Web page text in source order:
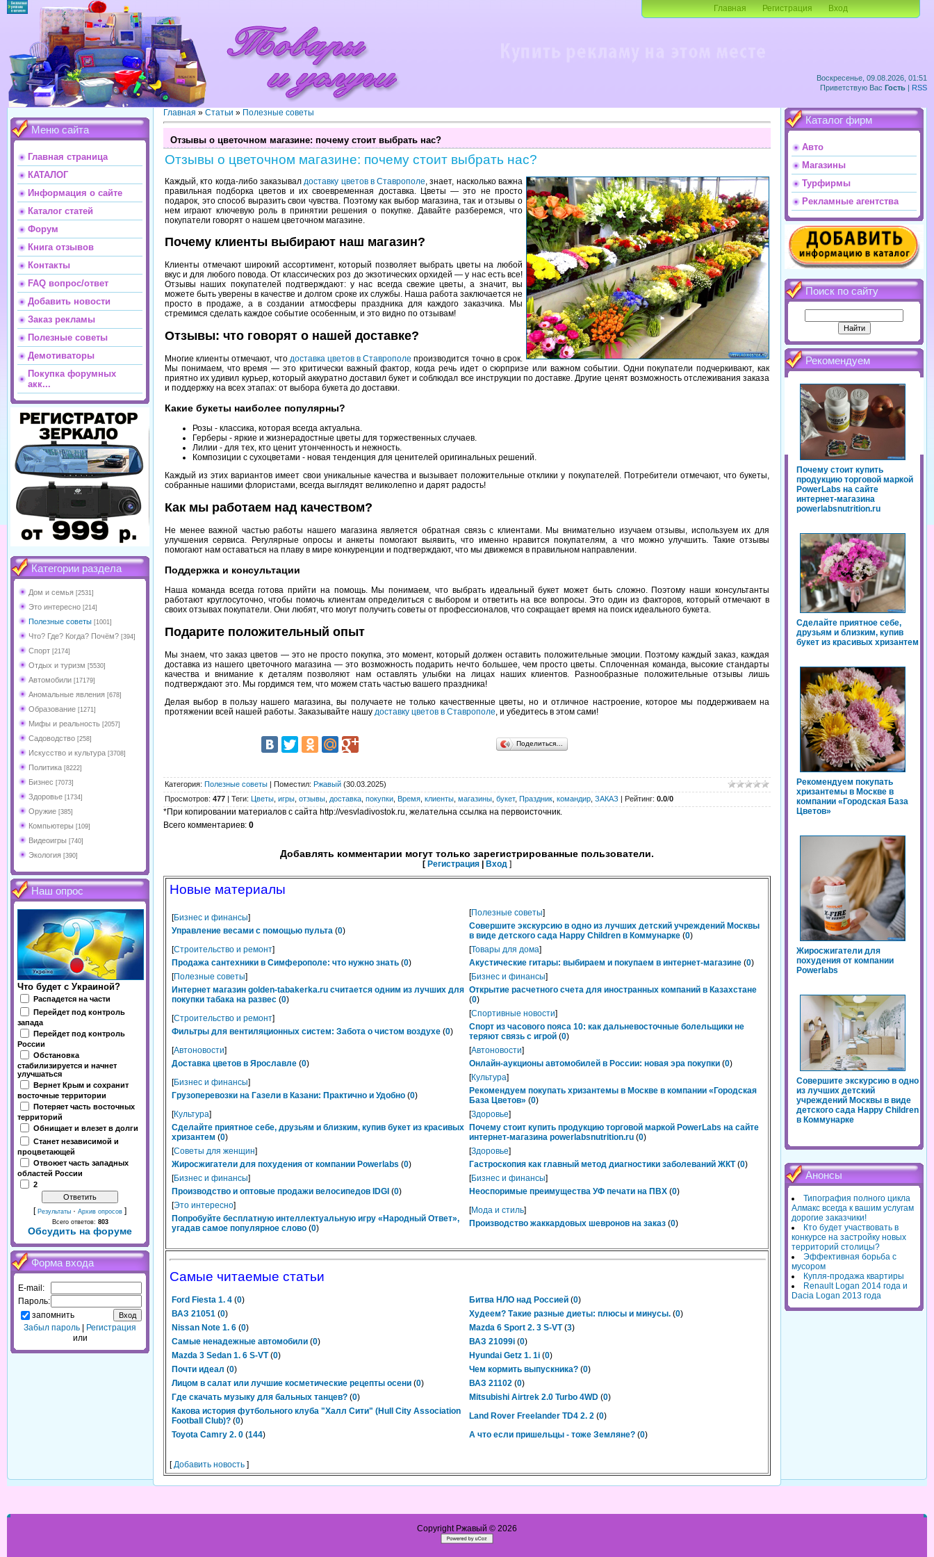
Воскресенье, 09.08.2026, 01:51
Приветствую Вас Гость | RSS
Главная Регистрация Вход
Меню сайта
Главная страница
КАТАЛОГ
Информация о сайте
Каталог статей
Форум
Книга отзывов
Контакты
FAQ вопрос/ответ
Добавить новости
Заказ рекламы
Полезные советы
Демотиваторы
Покупка форумных
акк...
Категории раздела
Дом и семья [2531]
Это интересно [214]
Полезные советы [1001]
Что? Где? Когда? Почём? [394]
Спорт [2174]
Отдых и туризм [5530]
Автомобили [17179]
Аномальные явления [678]
Образование [1271]
Мифы и реальность [2057]
Садоводство [258]
Искусство и культура [3708]
Политика [8222]
Бизнес [7073]
Здоровье [1734]
Оружие [385]
Компьютеры [109]
Видеоигры [740]
Экология [390]
Наш опрос
Что будет с Украиной?
Распадется на части
Перейдет под контроль
запада
Перейдет под контроль
России
Обстановка
стабилизируется и начнет
улучшаться
Вернет Крым и сохранит
восточные территории
Потеряет часть восточных
территорий
Обнищает и влезет в долги
Станет независимой и
процветающей
Отвоюет часть западных
областей России
2
[ Результаты · Архив опросов ]
Всего ответов: 803
Обсудить на форуме
Форма входа
E-mail:
Пароль:
запомнить
Забыл пароль
Регистрация
или
Главная » Статьи » Полезные советы
Отзывы о цветочном магазине: почему стоит выбрать нас?
Отзывы о цветочном магазине: почему стоит выбрать нас?
Каждый, кто когда-либо заказывал доставку цветов в Ставрополе , знает, насколько важна
правильная подборка цветов и их своевременная доставка. Цветы — это не просто
подарок, это способ выразить свои чувства. Поэтому как выбор магазина, так и отзывы о
нем играют ключевую роль в принятии решения о покупке. Давайте разберемся, что
покупатели говорят о нашем цветочном магазине.
Почему клиенты выбирают наш магазин?
Клиенты отмечают широкий ассортимент, который позволяет выбрать цветы на любой
вкус и для любого повода. От классических роз до экзотических орхидей — у нас есть все!
Отзывы наших покупателей подтверждают: у нас всегда свежие цветы, а значит, вы
можете быть уверены в качестве и долгом сроке их службы. Наша работа заключается не
просто в продаже, а в создании атмосферы праздника для каждого заказчика. Мы
стремимся сделать каждое событие особенным, и это видно по отзывам!
Отзывы: что говорят о нашей доставке?
Многие клиенты отмечают, что доставка цветов в Ставрополе производится точно в срок.
Мы понимаем, что время — это критически важный фактор, когда речь идет о сюрпризе или важном событии. Одни покупатели подчеркивают, как
приятно их удивил курьер, который аккуратно доставил букет и соблюдал все инструкции по доставке. Другие ценят возможность отслеживания заказа
и поддержку на всех этапах: от выбора букета до доставки.
Какие букеты наиболее популярны?
Розы - классика, которая всегда актуальна.
Герберы - яркие и жизнерадостные цветы для торжественных случаев.
Лилии - для тех, кто ценит утонченность и нежность.
Композиции с сухоцветами - новая тенденция для ценителей оригинальных решений.
Каждый из этих вариантов имеет свои уникальные качества и вызывает положительные отклики у покупателей. Потребители отмечают, что букеты,
собранные нашими флористами, всегда выглядят великолепно и дарят радость!
Как мы работаем над качеством?
Не менее важной частью работы нашего магазина является обратная связь с клиентами. Мы внимательно изучаем отзывы, используем их для
улучшения сервиса. Регулярные опросы и анкеты помогают выявить, что именно нравится покупателям, а что можно улучшить. Такие отзывы
помогают нам оставаться на плаву в мире конкуренции и подтверждают, что мы движемся в правильном направлении.
Поддержка и консультации
Наша команда всегда готова прийти на помощь. Мы понимаем, что выбрать идеальный букет может быть сложно. Поэтому наши консультанты
работают круглосуточно, чтобы помочь клиентам определиться с выбором и ответить на все вопросы. Это один из факторов, который отмечают в
своих отзывах покупатели. Они любят, что могут получить советы от профессионалов, что сокращает время на поиск идеального букета.
Подарите положительный опыт
Мы знаем, что заказ цветов — это не просто покупка, это момент, который должен оставить положительные эмоции. Поэтому каждый заказ, каждая
доставка из нашего цветочного магазина — это возможность подарить нечто большее, чем просто цветы. Сплоченная команда, высокие стандарты
качества и внимание к деталям позволяют нам оставлять улыбки на лицах наших клиентов. Разнообразные положительные отзывы лишь
подтверждают это. Мы гордимся тем, что можем стать частью вашего праздника!
Делая выбор в пользу нашего магазина, вы получаете не только качественные цветы, но и отличное настроение, которое мы поддерживаем на
протяжении всей нашей работы. Заказывайте нашу доставку цветов в Ставрополе, и убедитесь в этом сами!
Поделиться…
Категория: Полезные советы | Поместил: Ржавый (30.03.2025)
Просмотров: 477 | Теги: Цветы игры отзывы доставка покупки Время клиенты магазины букет, Праздник командир ЗАКАЗ | Рейтинг: 0.0/0
*При копировании материалов с сайта http://vesvladivostok.ru, желательна ссылка на первоисточник.
Всего комментариев: 0
Добавлять комментарии могут только зарегистрированные пользователи.
[ Регистрация Вход ]
Новые материалы
[Бизнес и финансы]
Управление весами с помощью пульта (0)
[Полезные советы]
Совершите экскурсию в одно из лучших детский учреждений Москвы
в виде детского сада Happy Children в Коммунарке (0)
[Строительство и ремонт]
Продажа сантехники в Симферополе: что нужно знать (0)
[Товары для дома]
Акустические гитары: выбираем и покупаем в интернет-магазине (0)
[Полезные советы]
Интернет магазин golden-tabakerka.ru считается одним из лучших для
покупки табака на развес (0)
[Бизнес и финансы]
Открытие расчетного счета для иностранных компаний в Казахстане
(0)
[Строительство и ремонт]
Фильтры для вентиляционных систем: Забота о чистом воздухе (0)
[Спортивные новости]
Спорт из часового пояса 10: как дальневосточные болельщики не
теряют связь с игрой (0)
[Автоновости]
Доставка цветов в Ярославле (0)
[Автоновости]
Онлайн-аукционы автомобилей в России: новая эра покупки (0)
[Бизнес и финансы]
Грузоперевозки на Газели в Казани: Практично и Удобно (0)
[Культура]
Рекомендуем покупать хризантемы в Москве в компании «Городская
База Цветов» (0)
[Культура]
Сделайте приятное себе, друзьям и близким, купив букет из красивых
хризантем (0)
[Здоровье]
Почему стоит купить продукцию торговой маркой PowerLabs на сайте
интернет-магазина powerlabsnutrition.ru (0)
[Советы для женщин]
Жиросжигатели для похудения от компании Powerlabs (0)
[Здоровье]
Гастроскопия как главный метод диагностики заболеваний ЖКТ (0)
[Бизнес и финансы]
Производство и оптовые продажи велосипедов IDGI (0)
[Бизнес и финансы]
Неоспоримые преимущества УФ печати на ПВХ (0)
[Это интересно]
Попробуйте бесплатную интеллектуальную игру «Народный Ответ»,
угадав самое популярное слово (0)
[Мода и стиль]
Производство жаккардовых шевронов на заказ (0)
Самые читаемые статьи
Ford Fiesta 1. 4 (0) Битва НЛО над Россией (0)
ВАЗ 21051 (0) Худеем? Такие разные диеты: плюсы и минусы. (0)
Nissan Note 1. 6 (0) Mazda 6 Sport 2. 3 S-VT (3)
Самые ненадежные автомобили (0) ВАЗ 21099i (0)
Mazda 3 Sedan 1. 6 S-VT (0) Hyundai Getz 1. 1i (0)
Почти идеал (0) Чем кормить выпускника? (0)
Лицом в салат или лучшие косметические рецепты осени (0) ВАЗ 21102 (0)
Где скачать музыку для бальных танцев? (0) Mitsubishi Airtrek 2.0 Turbo 4WD (0)
Какова история футбольного клуба "Халл Сити" (Hull City Association
Football Club)? (0) Land Rover Freelander TD4 2. 2 (0)
Toyota Camry 2. 0 (144) А что если пришельцы - тоже Земляне? (0)
[Добавить новость ]
Каталог фирм
Авто
Магазины
Турфирмы
Рекламные агентства
Поиск по сайту
Рекомендуем
Почему стоит купить
продукцию торговой маркой
PowerLabs на сайте
интернет-магазина
powerlabsnutrition.ru
Сделайте приятное себе,
друзьям и близким, купив
букет из красивых хризантем
Рекомендуем покупать
хризантемы в Москве в
компании «Городская База
Цветов»
Жиросжигатели для
похудения от компании
Powerlabs
Совершите экскурсию в одно
из лучших детский
учреждений Москвы в виде
детского сада Happy Children
в Коммунарке
Анонсы
Типография полного цикла
Алмакс всегда к вашим услугам
дорогие заказчики!
Кто будет участвовать в
конкурсе на застройку новых
территорий столицы?
Эффективная борьба с
мусором
Купля-продажа квартиры
Renault Logan 2014 года и
Dacia Logan 2013 года
Copyright Ржавый © 2026